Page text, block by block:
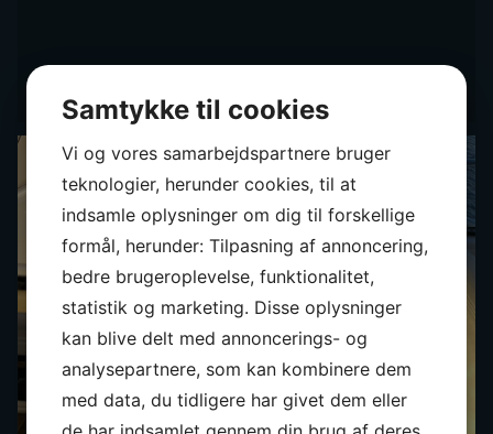
Samtykke til cookies
Vi og vores samarbejdspartnere bruger
teknologier, herunder cookies, til at
indsamle oplysninger om dig til forskellige
formål, herunder: Tilpasning af annoncering,
bedre brugeroplevelse, funktionalitet,
statistik og marketing. Disse oplysninger
kan blive delt med annoncerings- og
analysepartnere, som kan kombinere dem
med data, du tidligere har givet dem eller